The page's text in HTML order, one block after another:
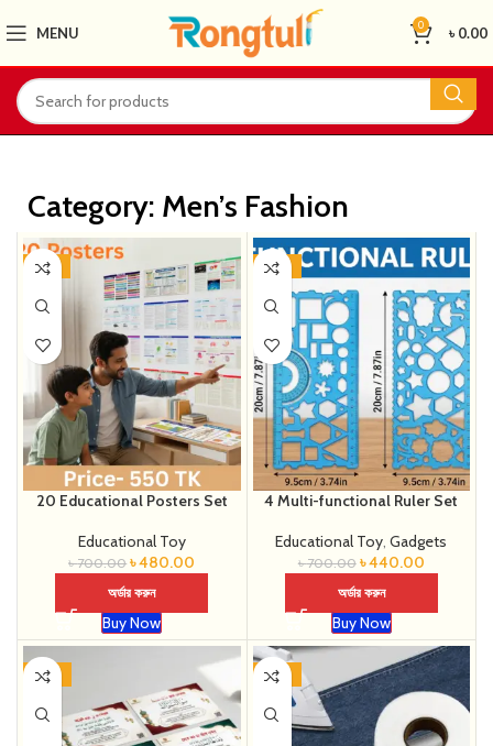
MENU 0 ৳0.00
Category: Men’s Fashion
-31%
20 Educational Posters Set
Educational Toy
৳700.00 ৳480.00
অর্ডার করুন
Buy Now
-37%
4 Multi-functional Ruler Set
Educational Toy,Gadgets
৳700.00 ৳440.00
অর্ডার করুন
Buy Now
-25% -47%